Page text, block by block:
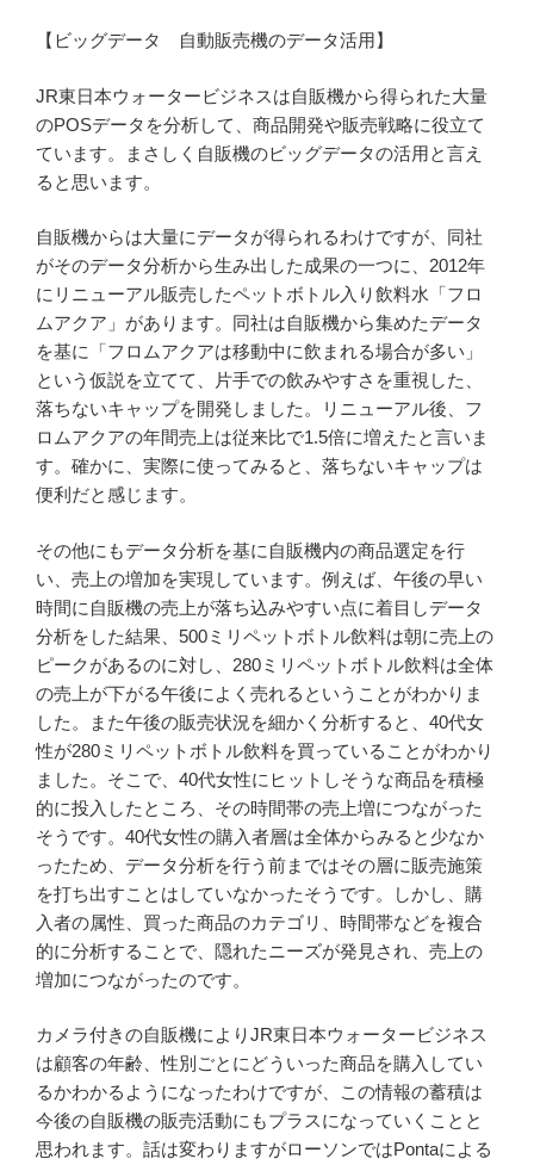
【ビッグデータ 自動販売機のデータ活用】
JR東日本ウォータービジネスは自販機から得られた大量
のPOSデータを分析して、商品開発や販売戦略に役立て
ています。まさしく自販機のビッグデータの活用と言え
ると思います。
自販機からは大量にデータが得られるわけですが、同社
がそのデータ分析から生み出した成果の一つに、2012年
にリニューアル販売したペットボトル入り飲料水「フロ
ムアクア」があります。同社は自販機から集めたデータ
を基に「フロムアクアは移動中に飲まれる場合が多い」
という仮説を立てて、片手での飲みやすさを重視した、
落ちないキャップを開発しました。リニューアル後、フ
ロムアクアの年間売上は従来比で1.5倍に増えたと言いま
す。確かに、実際に使ってみると、落ちないキャップは
便利だと感じます。
その他にもデータ分析を基に自販機内の商品選定を行
い、売上の増加を実現しています。例えば、午後の早い
時間に自販機の売上が落ち込みやすい点に着目しデータ
分析をした結果、500ミリペットボトル飲料は朝に売上の
ピークがあるのに対し、280ミリペットボトル飲料は全体
の売上が下がる午後によく売れるということがわかりま
した。また午後の販売状況を細かく分析すると、40代女
性が280ミリペットボトル飲料を買っていることがわかり
ました。そこで、40代女性にヒットしそうな商品を積極
的に投入したところ、その時間帯の売上増につながった
そうです。40代女性の購入者層は全体からみると少なか
ったため、データ分析を行う前まではその層に販売施策
を打ち出すことはしていなかったそうです。しかし、購
入者の属性、買った商品のカテゴリ、時間帯などを複合
的に分析することで、隠れたニーズが発見され、売上の
増加につながったのです。
カメラ付きの自販機によりJR東日本ウォータービジネス
は顧客の年齢、性別ごとにどういった商品を購入してい
るかわかるようになったわけですが、この情報の蓄積は
今後の自販機の販売活動にもプラスになっていくことと
思われます。話は変わりますがローソンではPontaによる